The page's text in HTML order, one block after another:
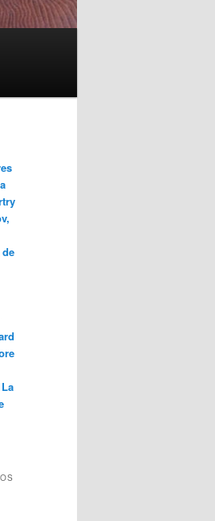
La